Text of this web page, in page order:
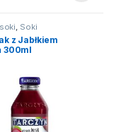
, Soki
z Jabłkiem
300ml